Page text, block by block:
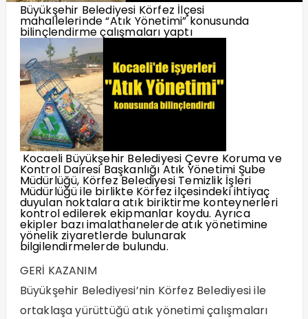
Büyükşehir Belediyesi Körfez İlçesi
mahallelerinde “Atık Yönetimi” konusunda
bilinçlendirme çalışmaları yaptı
Kocaeli Büyükşehir Belediyesi Çevre Koruma ve
Kontrol Dairesi Başkanlığı Atık Yönetimi Şube
Müdürlüğü, Körfez Belediyesi Temizlik İşleri
Müdürlüğü ile birlikte Körfez ilçesindeki ihtiyaç
duyulan noktalara atık biriktirme konteynerleri
kontrol edilerek ekipmanlar koydu. Ayrıca
ekipler bazı imalathanelerde atık yönetimine
yönelik ziyaretlerde bulunarak
bilgilendirmelerde bulundu.
GERİ KAZANIM
Büyükşehir Belediyesi’nin Körfez Belediyesi ile
ortaklaşa yürüttüğü atık yönetimi çalışmaları